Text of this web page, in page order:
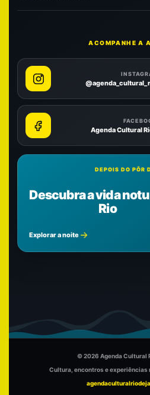
ACOMPANHE A
Agenda Cultural
DEPOIS DO PÔR
Descubra a vida
Rio
Explorar a noite
© 2026 Agenda Cultural
Cultura, encontros e experiências